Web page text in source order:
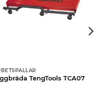
TengTools TCA07